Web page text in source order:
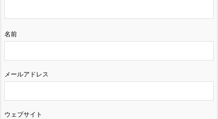
名前
メールアドレス
ウェブサイト